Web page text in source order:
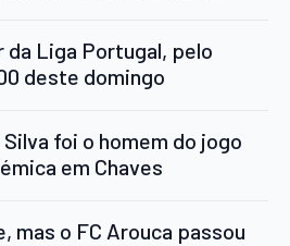
da Liga Portugal, pelo
deste domingo
foi o homem do jogo
em Chaves
mas o FC Arouca passou